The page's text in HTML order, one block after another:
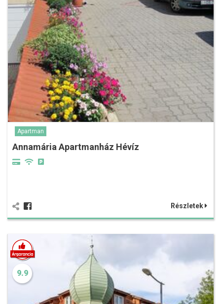
Apartman
Annamária Apartmanház Hévíz
Részletek
9.9